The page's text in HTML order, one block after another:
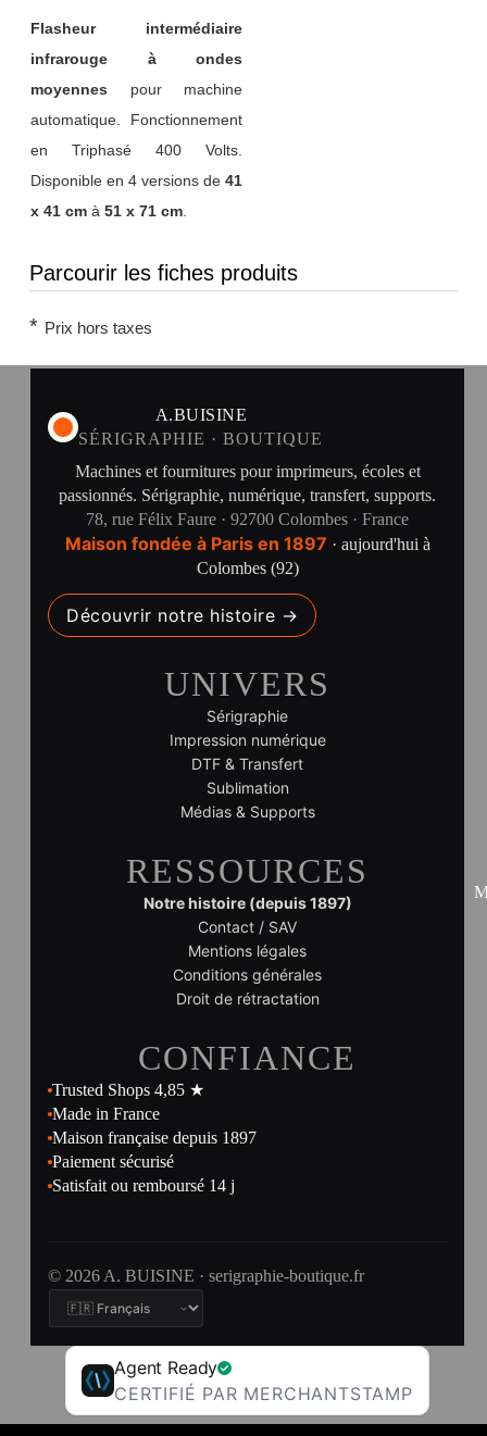
Flasheur intermédiaire
infrarouge à ondes
moyennes pour machine
automatique. Fonctionnement
en Triphasé 400 Volts.
Disponible en 4 versions de41
x 41 cm à51 x 71 cm
Parcourir les fiches produits
* Prix hors taxes
A.BUISINE
SÉRIGRAPHIE · BOUTIQUE
Machines et fournitures pour imprimeurs, écoles et
passionnés. Sérigraphie, numérique, transfert, supports.
78, rue Félix Faure · 92700 Colombes · France
Maison fondée à Paris en 1897 · aujourd'hui à
Colombes (92)
Découvrir notre histoire →
UNIVERS
Sérigraphie
Impression numérique
DTF & Transfert
Sublimation
Médias & Supports
RESSOURCES
Notre histoire (depuis 1897)
Contact / SAV
Mentions légales
Conditions générales
Droit de rétractation
CONFIANCE
Trusted Shops 4,85 ★
Made in France
Maison française depuis 1897
Paiement sécurisé
Satisfait ou remboursé 14 j
© 2026 A. BUISINE · serigraphie-boutique.fr
Agent Ready
CERTIFIÉ PAR MERCHANTSTAMP